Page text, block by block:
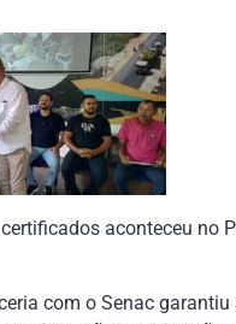
aconteceu no
com o Senac